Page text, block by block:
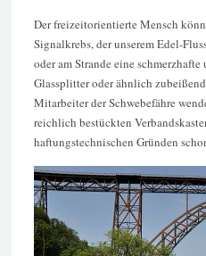
Der freizeitorientierte Mensch
Signalkrebs, der unserem Edel-
oder am Strande eine
Glassplitter oder ähnlich
Mitarbeiter der Schwebefähre
reichlich bestückten
haftungstechnischen Gründen